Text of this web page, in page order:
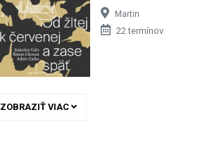
Martin
22 termínov
ZOBRAZIŤ VIAC